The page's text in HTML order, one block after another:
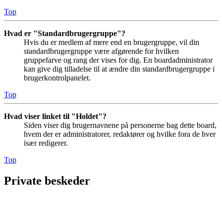
Top
Hvad er "Standardbrugergruppe"?
Hvis du er medlem af mere end en brugergruppe, vil din
standardbrugergruppe være afgørende for hvilken
gruppefarve og rang der vises for dig. En boardadministrator
kan give dig tilladelse til at ændre din standardbrugergruppe i
brugerkontrolpanelet.
Top
Hvad viser linket til "Holdet"?
Siden viser dig brugernavnene på personerne bag dette board,
hvem der er administratorer, redaktører og hvilke fora de hver
især redigerer.
Top
Private beskeder